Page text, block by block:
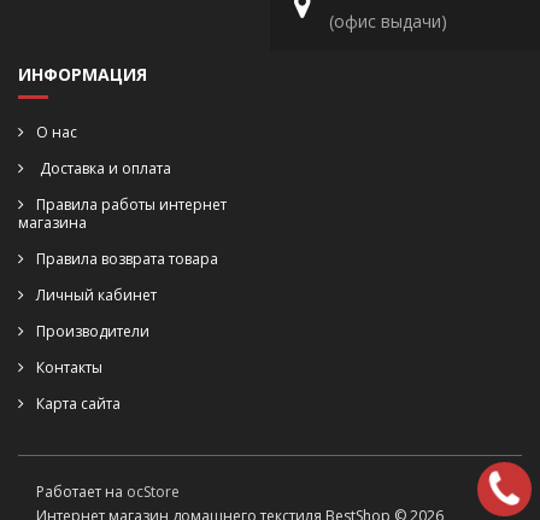
(офис выдачи)
ИНФОРМАЦИЯ
О нас
Доставка и оплата
Правила работы интернет
магазина
Правила возврата товара
Личный кабинет
Производители
Контакты
Карта сайта
Работает на ocStore
Интернет магазин домашнего текстиля BestShop © 2026